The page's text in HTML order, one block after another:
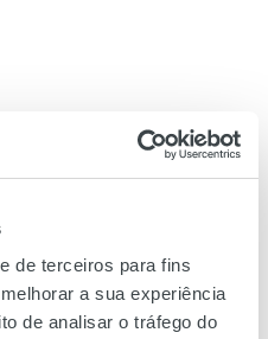
de terceiros para fins
a sua experiência
de analisar o tráfego do